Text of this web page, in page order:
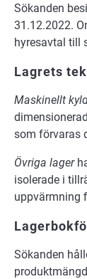
Sökanden
31.12.2022.
hyresavtal till
Lagrets
Maskinellt
som förvaras
Övriga lager
isolerade i
uppvärmning
Sökanden